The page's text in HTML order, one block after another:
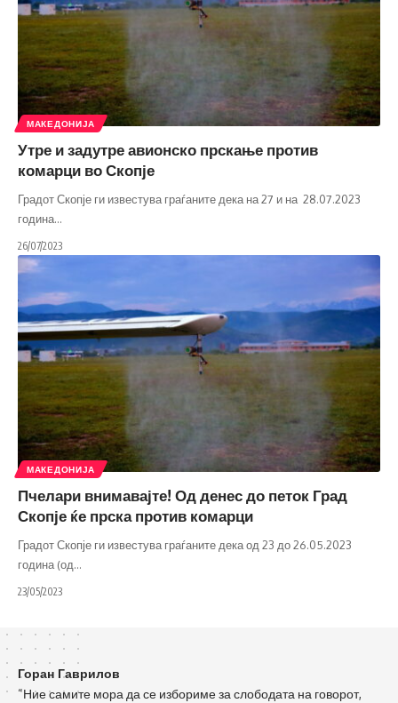
МАКЕДОНИЈА
Утре и задутре авионско прскање против
комарци во Скопје
Градот Скопје ги известува граѓаните дека на 27 и на 28.07.2023
година…
26/07/2023
МАКЕДОНИЈА
Пчелари внимавајте! Од денес до петок Град
Скопје ќе прска против комарци
Градот Скопје ги известува граѓаните дека од 23 до 26.05.2023
година (од…
23/05/2023
Горан Гаврилов
“Ние самите мора да се избориме за слободата на говорот,